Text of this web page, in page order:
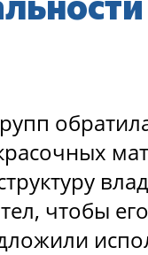
чтобы